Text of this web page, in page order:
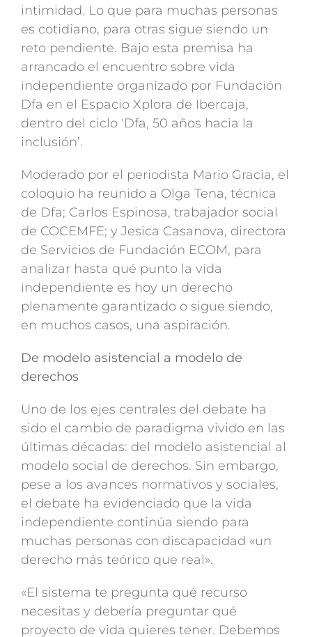
intimidad. Lo que para muchas personas
es cotidiano, para otras sigue siendo un
reto pendiente. Bajo esta premisa ha
arrancado el encuentro sobre vida
independiente organizado por Fundación
Dfa en el Espacio Xplora de Ibercaja,
dentro del ciclo ‘Dfa, 50 años hacia la
inclusión’.
Moderado por el periodista Mario Gracia, el
coloquio ha reunido a Olga Tena, técnica
de Dfa; Carlos Espinosa, trabajador social
de COCEMFE; y Jesica Casanova, directora
de Servicios de Fundación ECOM, para
analizar hasta qué punto la vida
independiente es hoy un derecho
plenamente garantizado o sigue siendo,
en muchos casos, una aspiración.
De modelo asistencial a modelo de
derechos
Uno de los ejes centrales del debate ha
sido el cambio de paradigma vivido en las
últimas décadas: del modelo asistencial al
modelo social de derechos. Sin embargo,
pese a los avances normativos y sociales,
el debate ha evidenciado que la vida
independiente continúa siendo para
muchas personas con discapacidad «un
derecho más teórico que real».
«El sistema te pregunta qué recurso
necesitas y debería preguntar qué
proyecto de vida quieres tener. Debemos